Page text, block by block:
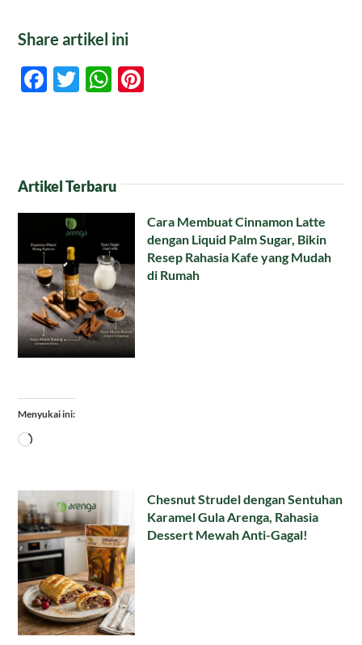
Share artikel ini
Facebook
TwitterWhatsApp
Artikel Terbaru
Cara Membuat Cinnamon Latte
dengan Liquid Palm Sugar, Bikin
Resep Rahasia Kafe yang Mudah
di Rumah
Menyukai ini:
Memuat...
Chesnut Strudel dengan Sentuhan
Karamel Gula Arenga, Rahasia
Dessert Mewah Anti-Gagal!